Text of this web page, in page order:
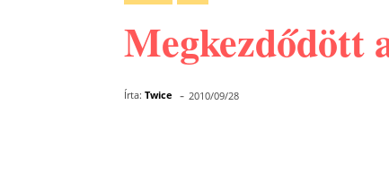
Megkezdődött
Írta: Twice - 2010/09/28